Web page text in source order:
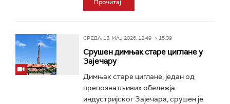
Прочитај
СРЕДА, 13. МАЈ 2026, 12:49 -> 15:39
Срушен димњак старе циглане у
Зајечару
Димњак старе циглане, један од
препознатљивих обележја
индустријског Зајечара, срушен је